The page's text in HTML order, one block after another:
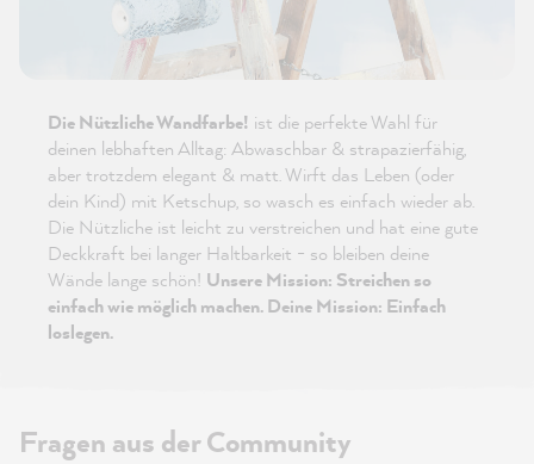
Die Nützliche Wandfarbe! ist die perfekte Wahl für
deinen lebhaften Alltag: Abwaschbar & strapazierfähig,
aber trotzdem elegant & matt. Wirft das Leben (oder
dein Kind) mit Ketschup, so wasch es einfach wieder ab.
Die Nützliche ist leicht zu verstreichen und hat eine gute
Deckkraft bei langer Haltbarkeit - so bleiben deine
Wände lange schön! Unsere Mission: Streichen so
einfach wie möglich machen. Deine Mission: Einfach
loslegen.
Fragen aus der Community